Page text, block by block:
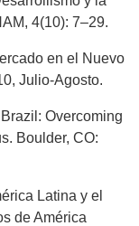
4(10): 7–29.
en el Nuevo
Julio-Agosto.
Overcoming
Boulder, CO:
Latina y el
de América